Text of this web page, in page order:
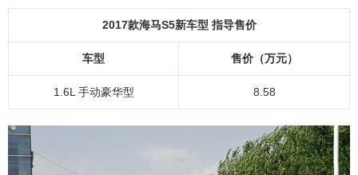
2017款海马S5新车型 指导售价
车型 售价（万元）
1.6L 手动豪华型 8.58